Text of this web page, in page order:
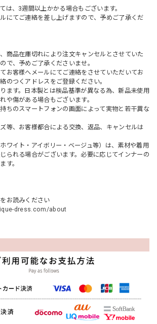
は、3週間以上かかる場合もございます。
にてご連絡を差し上げますので、予めご了承くだ
商品在庫切れにより注文キャンセルとさせていた
で、予めご了承くださいませ。
お客様へメールにてご連絡をさせていただいてお
のつくアドレスをご登録ください。
ます。日本製とは検品基準が異なる為、新品未使用
や傷がある場合もございます。
ちのスマートフォンの画面によって実物と若干異な
等、お客様都合による交換、返品、キャンセルは
ワイト・アイボリー・ベージュ等）は、素材や着用
られる場合がございます。必要に応じてインナーの
す。
お読みください
dress.com/about